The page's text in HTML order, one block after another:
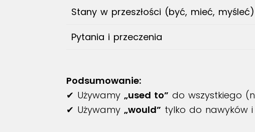
Stany w przeszłości (być, mieć, myśleć)
Pytania i przeczenia
Podsumowanie:
✔ Używamy „used to” do wszystkiego
✔ Używamy „would” tylko do nawyków